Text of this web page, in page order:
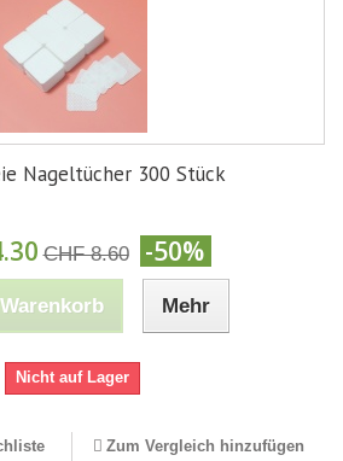
Nageltücher 300 Stück
CHF 8.60 -50%
Mehr
Nicht auf Lager
Zum Vergleich hinzufügen